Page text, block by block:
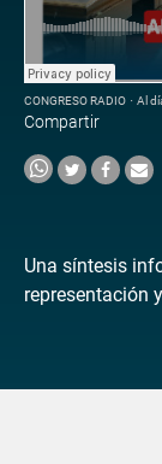
CONGRESO RADIO · Al
Compartir
Una síntesis
representación